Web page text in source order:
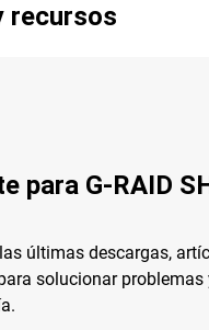
recursos
para G-RAID
últimas descargas,
solucionar problemas